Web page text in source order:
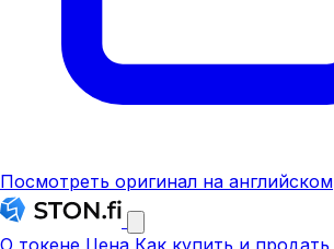
Посмотреть оригинал на английском
О токене Цена Как купить и продать